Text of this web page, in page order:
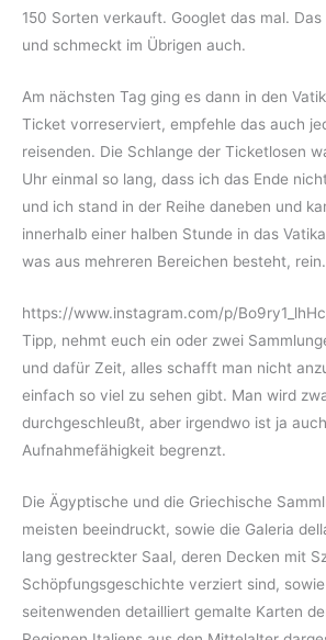
150 Sorten verkauft. Googlet das mal.
und schmeckt im Übrigen auch.
Am nächsten Tag ging es dann in den
Ticket vorreserviert, empfehle das auch
reisenden. Die Schlange der Ticketlosen
Uhr einmal so lang, dass ich das Ende
und ich stand in der Reihe daneben und
innerhalb einer halben Stunde in das
was aus mehreren Bereichen besteht, rein.
https://www.instagram.com/p/
Tipp, nehmt euch ein oder zwei
und dafür Zeit, alles schafft man nicht
einfach so viel zu sehen gibt. Man wird
durchgeschleußt, aber irgendwo ist ja
Aufnahmefähigkeit begrenzt.
Die Ägyptische und die Griechische
meisten beeindruckt, sowie die Galeria
lang gestreckter Saal, deren Decken mit
Schöpfungsgeschichte verziert sind,
seitenwenden detailliert gemalte Karten